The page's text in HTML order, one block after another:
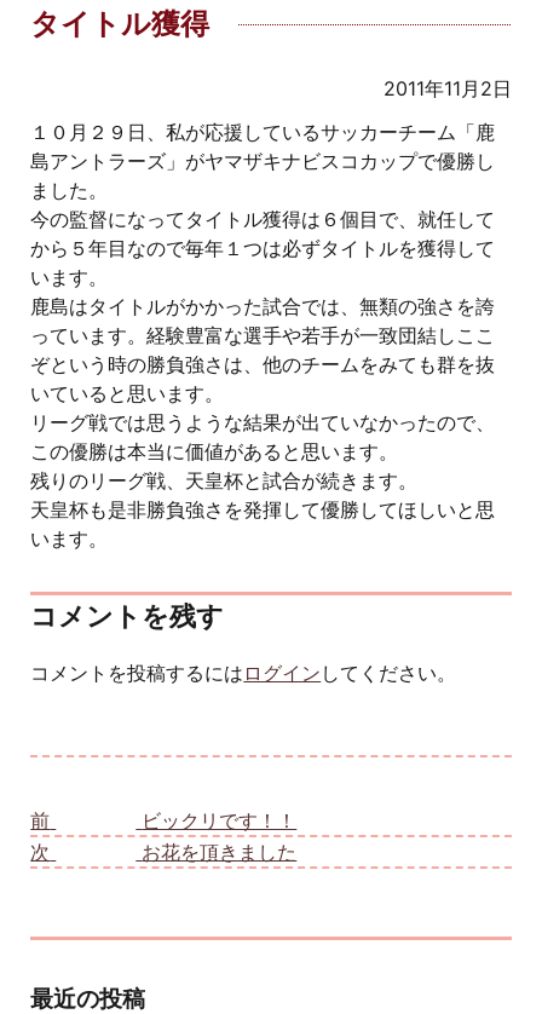
タイトル獲得
2011年11月2日
１０月２９日、私が応援しているサッカーチーム「鹿
島アントラーズ」がヤマザキナビスコカップで優勝し
ました。
今の監督になってタイトル獲得は６個目で、就任して
から５年目なので毎年１つは必ずタイトルを獲得して
います。
鹿島はタイトルがかかった試合では、無類の強さを誇
っています。経験豊富な選手や若手が一致団結しここ
ぞという時の勝負強さは、他のチームをみても群を抜
いていると思います。
リーグ戦では思うような結果が出ていなかったので、
この優勝は本当に価値があると思います。
残りのリーグ戦、天皇杯と試合が続きます。
天皇杯も是非勝負強さを発揮して優勝してほしいと思
います。
コメントを残す
コメントを投稿するには ログイン してください。
前
ビックリです！！
次
お花を頂きました
最近の投稿